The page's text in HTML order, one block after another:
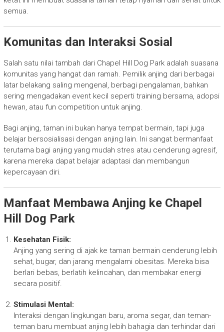
semua.
Komunitas dan Interaksi Sosial
Salah satu nilai tambah dari Chapel Hill Dog Park adalah suasana
komunitas yang hangat dan ramah. Pemilik anjing dari berbagai
latar belakang saling mengenal, berbagi pengalaman, bahkan
sering mengadakan event kecil seperti training bersama, adopsi
hewan, atau fun competition untuk anjing.
Bagi anjing, taman ini bukan hanya tempat bermain, tapi juga
belajar bersosialisasi dengan anjing lain. Ini sangat bermanfaat
terutama bagi anjing yang mudah stres atau cenderung agresif,
karena mereka dapat belajar adaptasi dan membangun
kepercayaan diri.
Manfaat Membawa Anjing ke Chapel
Hill Dog Park
Kesehatan Fisik:
Anjing yang sering di ajak ke taman bermain cenderung lebih
sehat, bugar, dan jarang mengalami obesitas. Mereka bisa
berlari bebas, berlatih kelincahan, dan membakar energi
secara positif.
Stimulasi Mental:
Interaksi dengan lingkungan baru, aroma segar, dan teman-
teman baru membuat anjing lebih bahagia dan terhindar dari